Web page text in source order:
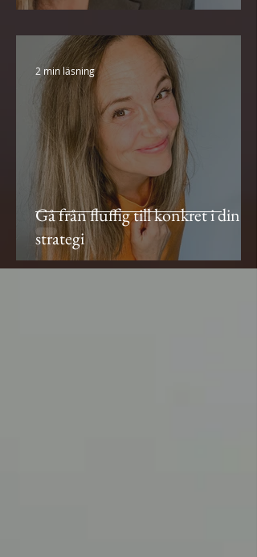
Gå från fluffig till konkret i din
strategi
2 min läsning